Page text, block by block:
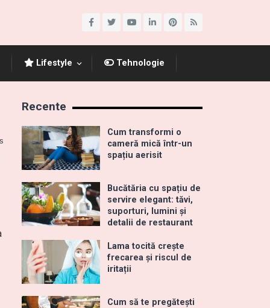
Lifestyle Tehnologie
Recente
Cum transformi o
cameră mică într-un
spațiu aerisit
Bucătăria cu spațiu de
servire elegant: tăvi,
suporturi, lumini și
detalii de restaurant
Lama tocită crește
frecarea și riscul de
iritații
Cum să te pregătești